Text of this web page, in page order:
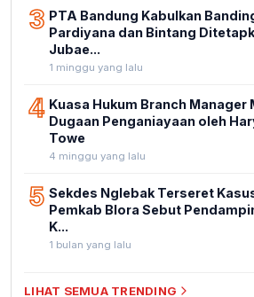
3 PTA Bandung Kabulkan
Pardiyana dan Bintang
Jubae...
1 minggu yang lalu
4 Kuasa Hukum Branch Manager
Dugaan Penganiayaan oleh
Towe
4 minggu yang lalu
5 Sekdes Nglebak Terseret
Pemkab Blora Sebut
K...
1 bulan yang lalu
LIHAT SEMUA TRENDING